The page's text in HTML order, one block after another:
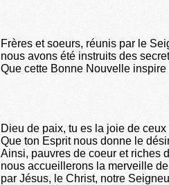
Frères et soeurs, réunis par le
nous avons été instruits des
Que cette Bonne Nouvelle
Dieu de paix, tu es la joie de
Que ton Esprit nous donne le
Ainsi, pauvres de coeur et riches
nous accueillerons la merveille
par Jésus, le Christ, notre